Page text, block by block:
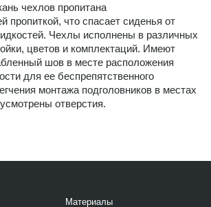
чехлов пропитана
пропиткой, что спасает сиденья от
Чехлы исполнены в различных
цветов и комплектаций. Имеют
шов в месте расположения
для ее беспрепятственного
монтажа подголовников в местах
отверстия.
Материалы